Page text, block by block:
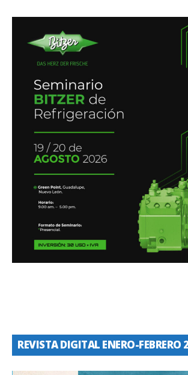
REVISTA DIGITAL ENERO-FEBRERO